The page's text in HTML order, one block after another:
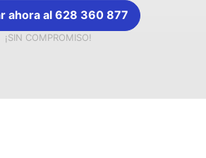
ahora al 628 360 877
¡SIN COMPROMISO!